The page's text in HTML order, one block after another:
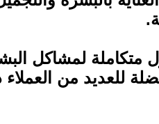
متكاملة لمشاكل
للعديد من